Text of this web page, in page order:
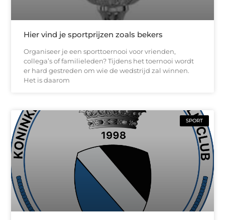
Hier vind je sportprijzen zoals bekers
Organiseer je een sporttoernooi voor vrienden,
collega’s of familieleden? Tijdens het toernooi wordt
er hard gestreden om wie de wedstrijd zal winnen.
Het is daarom
SPORT